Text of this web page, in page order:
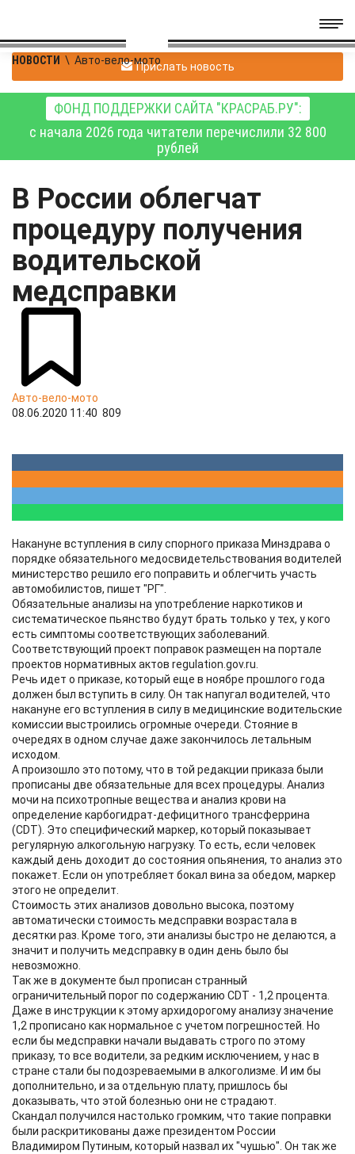
НОВОСТИ \ Авто-вело-мотоПрислать новость
ФОНД ПОДДЕРЖКИ САЙТА "КРАСРАБ.РУ":
с начала 2026 года читатели перечислили 32 800
рублей
В России облегчат
процедуру получения
водительской
медсправки
Авто-вело-мото
08.06.2020 11:40 809
Накануне вступления в силу спорного приказа Минздрава о
порядке обязательного медосвидетельствования водителей
министерство решило его поправить и облегчить участь
автомобилистов, пишет "РГ".
Обязательные анализы на употребление наркотиков и
систематическое пьянство будут брать только у тех, у кого
есть симптомы соответствующих заболеваний.
Соответствующий проект поправок размещен на портале
проектов нормативных актов regulation.gov.ru.
Речь идет о приказе, который еще в ноябре прошлого года
должен был вступить в силу. Он так напугал водителей, что
накануне его вступления в силу в медицинские водительские
комиссии выстроились огромные очереди. Стояние в
очередях в одном случае даже закончилось летальным
исходом.
А произошло это потому, что в той редакции приказа были
прописаны две обязательные для всех процедуры. Анализ
мочи на психотропные вещества и анализ крови на
определение карбогидрат-дефицитного трансферрина
(CDT). Это специфический маркер, который показывает
регулярную алкогольную нагрузку. То есть, если человек
каждый день доходит до состояния опьянения, то анализ это
покажет. Если он употребляет бокал вина за обедом, маркер
этого не определит.
Стоимость этих анализов довольно высока, поэтому
автоматически стоимость медсправки возрастала в
десятки раз. Кроме того, эти анализы быстро не делаются, а
значит и получить медсправку в один день было бы
невозможно.
Так же в документе был прописан странный
ограничительный порог по содержанию CDT - 1,2 процента.
Даже в инструкции к этому архидорогому анализу значение
1,2 прописано как нормальное с учетом погрешностей. Но
если бы медсправки начали выдавать строго по этому
приказу, то все водители, за редким исключением, у нас в
стране стали бы подозреваемыми в алкоголизме. И им бы
дополнительно, и за отдельную плату, пришлось бы
доказывать, что этой болезнью они не страдают.
Скандал получился настолько громким, что такие поправки
были раскритикованы даже президентом России
Владимиром Путиным, который назвал их "чушью". Он так же